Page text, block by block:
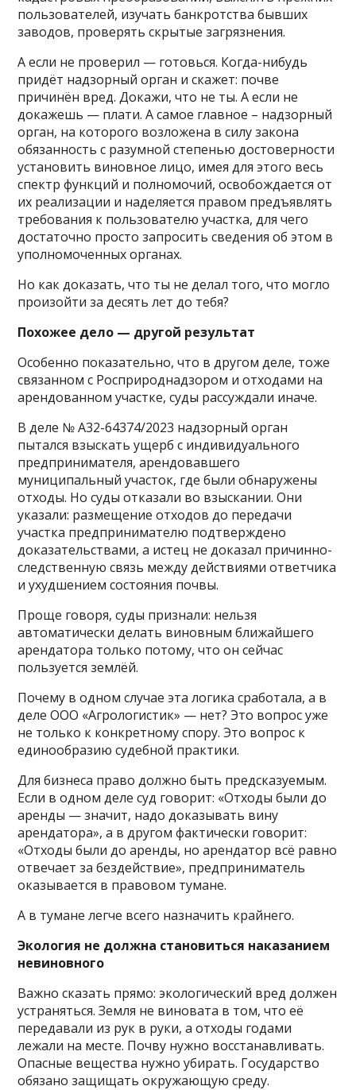
пользователей, изучать банкротства бывших
заводов, проверять скрытые загрязнения.
А если не проверил — готовься. Когда-нибудь
придёт надзорный орган и скажет: почве
причинён вред. Докажи, что не ты. А если не
докажешь — плати. А самое главное – надзорный
орган, на которого возложена в силу закона
обязанность с разумной степенью достоверности
установить виновное лицо, имея для этого весь
спектр функций и полномочий, освобождается от
их реализации и наделяется правом предъявлять
требования к пользователю участка, для чего
достаточно просто запросить сведения об этом в
уполномоченных органах.
Но как доказать, что ты не делал того, что могло
произойти за десять лет до тебя?
Похожее дело — другой результат
Особенно показательно, что в другом деле, тоже
связанном с Росприроднадзором и отходами на
арендованном участке, суды рассуждали иначе.
В деле № А32-64374/2023 надзорный орган
пытался взыскать ущерб с индивидуального
предпринимателя, арендовавшего
муниципальный участок, где были обнаружены
отходы. Но суды отказали во взыскании. Они
указали: размещение отходов до передачи
участка предпринимателю подтверждено
доказательствами, а истец не доказал причинно-
следственную связь между действиями ответчика
и ухудшением состояния почвы.
Проще говоря, суды признали: нельзя
автоматически делать виновным ближайшего
арендатора только потому, что он сейчас
пользуется землёй.
Почему в одном случае эта логика сработала, а в
деле ООО «Агрологистик» — нет? Это вопрос уже
не только к конкретному спору. Это вопрос к
единообразию судебной практики.
Для бизнеса право должно быть предсказуемым.
Если в одном деле суд говорит: «Отходы были до
аренды — значит, надо доказывать вину
арендатора», а в другом фактически говорит:
«Отходы были до аренды, но арендатор всё равно
отвечает за бездействие», предприниматель
оказывается в правовом тумане.
А в тумане легче всего назначить крайнего.
Экология не должна становиться наказанием
невиновного
Важно сказать прямо: экологический вред должен
устраняться. Земля не виновата в том, что её
передавали из рук в руки, а отходы годами
лежали на месте. Почву нужно восстанавливать.
Опасные вещества нужно убирать. Государство
обязано защищать окружающую среду.